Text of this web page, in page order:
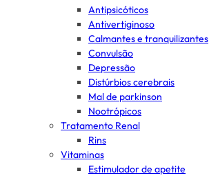
Antipsicóticos
Antivertiginoso
Calmantes e tranquilizantes
Convulsão
Depressão
Distúrbios cerebrais
Mal de parkinson
Nootrópicos
Tratamento Renal
Rins
Vitaminas
Estimulador de apetite